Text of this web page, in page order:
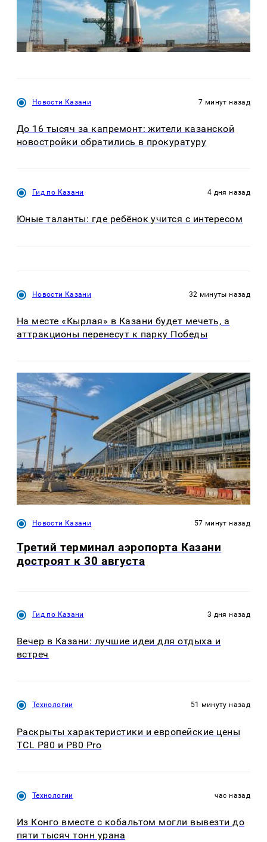
Новости Казани 7 минут назад
До 16 тысяч за капремонт: жители казанской
новостройки обратились в прокуратуру
Гид по Казани 4 дня назад
Юные таланты: где ребёнок учится с интересом
Новости Казани 32 минуты назад
На месте «Кырлая» в Казани будет мечеть, а
аттракционы перенесут к парку Победы
Новости Казани 57 минут назад
Третий терминал аэропорта Казани
достроят к 30 августа
Гид по Казани 3 дня назад
Вечер в Казани: лучшие идеи для отдыха и
встреч
Технологии 51 минуту назад
Раскрыты характеристики и европейские цены
TCL P80 и P80 Pro
Технологии час назад
Из Конго вместе с кобальтом могли вывезти до
пяти тысяч тонн урана